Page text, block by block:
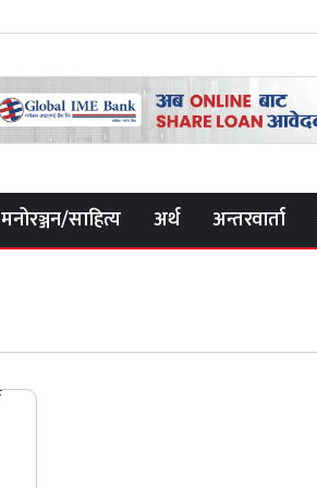
मनोरञ्जन/साहित्य अर्थ अन्तरवार्ता